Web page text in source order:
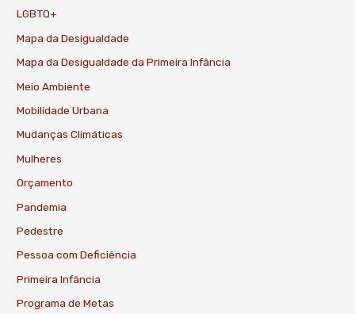
LGBTQ+
Mapa da Desigualdade
Mapa da Desigualdade da Primeira Infância
Meio Ambiente
Mobilidade Urbana
Mudanças Climáticas
Mulheres
Orçamento
Pandemia
Pedestre
Pessoa com Deficiência
Primeira Infância
Programa de Metas